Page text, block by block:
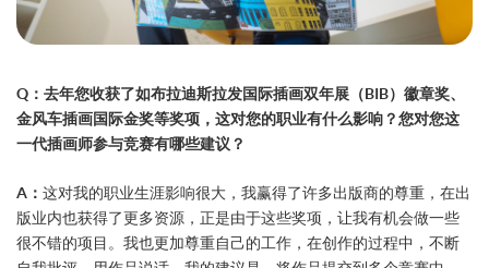
Q：去年您收获了如布拉迪斯拉发国际插画双年展（BIB）徽章奖、
金风车插画国际金奖等奖项，这对您的职业有什么影响？您对您这
一代插画师参与竞赛有哪些建议？
A： 这对我的职业生涯影响很大，我赢得了许多出版商的尊重，在出
版业内也获得了更多资源，正是由于这些奖项，让我有机会做一些
很不错的项目。我也更加尊重自己的工作，在创作的过程中，不断